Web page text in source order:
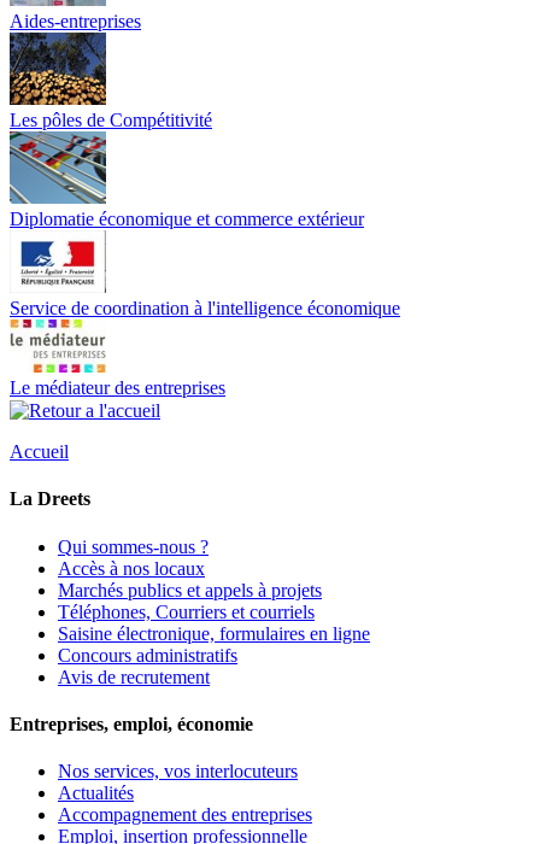
Aides-entreprises
Les pôles de Compétitivité
Diplomatie économique et commerce extérieur
Service de coordination à l'intelligence économique
Le médiateur des entreprises
Accueil
La Dreets
Qui sommes-nous ?
Accès à nos locaux
Marchés publics et appels à projets
Téléphones, Courriers et courriels
Saisine électronique, formulaires en ligne
Concours administratifs
Avis de recrutement
Entreprises, emploi, économie
Nos services, vos interlocuteurs
Actualités
Accompagnement des entreprises
Emploi, insertion professionnelle